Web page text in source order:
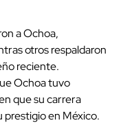
a Ochoa,
otros respaldaron
reciente.
Ochoa tuvo
que su carrera
prestigio en México.